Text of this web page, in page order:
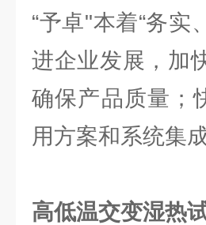
“予卓"本着“务
进企业发展，加
确保产品质量；
用方案和系统集
高低温交变湿热